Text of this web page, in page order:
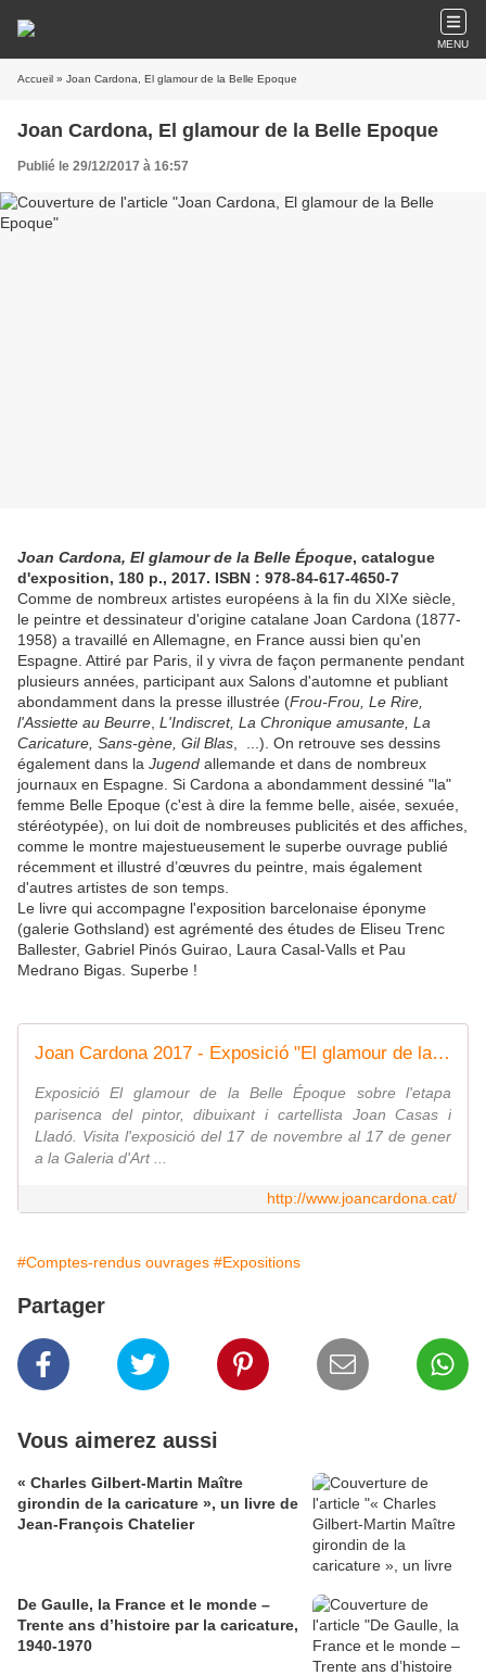
MENU
Accueil » Joan Cardona, El glamour de la Belle Epoque
Joan Cardona, El glamour de la Belle Epoque
Publié le 29/12/2017 à 16:57
Joan Cardona, El glamour de la Belle Époque, catalogue
d'exposition, 180 p., 2017. ISBN : 978-84-617-4650-7
Comme de nombreux artistes européens à la fin du XIXe siècle,
le peintre et dessinateur d'origine catalane Joan Cardona (1877-
1958) a travaillé en Allemagne, en France aussi bien qu'en
Espagne. Attiré par Paris, il y vivra de façon permanente pendant
plusieurs années, participant aux Salons d'automne et publiant
abondamment dans la presse illustrée (Frou-Frou, Le Rire,
l'Assiette au Beurre L'Indiscret, La Chronique amusante, La
Caricature, Sans-gène, Gil Blas , ...). On retrouve ses dessins
également dans la Jugend allemande et dans de nombreux
journaux en Espagne. Si Cardona a abondamment dessiné "la"
femme Belle Epoque (c'est à dire la femme belle, aisée, sexuée,
stéréotypée), on lui doit de nombreuses publicités et des affiches,
comme le montre majestueusement le superbe ouvrage publié
récemment et illustré d’œuvres du peintre, mais également
d'autres artistes de son temps.
Le livre qui accompagne l'exposition barcelonaise éponyme
(galerie Gothsland) est agrémenté des études de Eliseu Trenc
Ballester, Gabriel Pinós Guirao, Laura Casal-Valls et Pau
Medrano Bigas. Superbe !
Joan Cardona 2017 - Exposició "El glamour de la Bella Époque" a la Galeria d'Art Gothsland
Exposició El glamour de la Belle Époque sobre l'etapa
parisenca del pintor, dibuixant i cartellista Joan Casas i
Lladó. Visita l'exposició del 17 de novembre al 17 de gener
a la Galeria d'Art ...
http://www.joancardona.cat/
#Comptes-rendus ouvrages #Expositions
Partager
Vous aimerez aussi
« Charles Gilbert-Martin Maître
girondin de la caricature », un livre de
Jean-François Chatelier
De Gaulle, la France et le monde –
Trente ans d’histoire par la caricature,
1940-1970